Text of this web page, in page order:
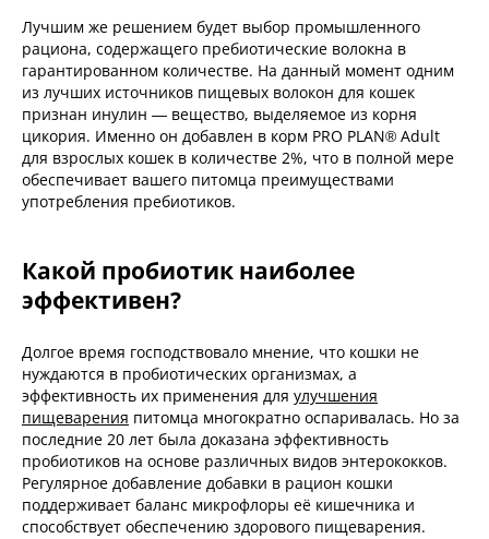
Лучшим же решением будет выбор промышленного
рациона, содержащего пребиотические волокна в
гарантированном количестве. На данный момент одним
из лучших источников пищевых волокон для кошек
признан инулин — вещество, выделяемое из корня
цикория. Именно он добавлен в корм PRO PLAN® Adult
для взрослых кошек в количестве 2%, что в полной мере
обеспечивает вашего питомца преимуществами
употребления пребиотиков.
Какой пробиотик наиболее
эффективен?
Долгое время господствовало мнение, что кошки не
нуждаются в пробиотических организмах, а
эффективность их применения для улучшения
пищеварения питомца многократно оспаривалась. Но за
последние 20 лет была доказана эффективность
пробиотиков на основе различных видов энтерококков.
Регулярное добавление добавки в рацион кошки
поддерживает баланс микрофлоры её кишечника и
способствует обеспечению здорового пищеварения.